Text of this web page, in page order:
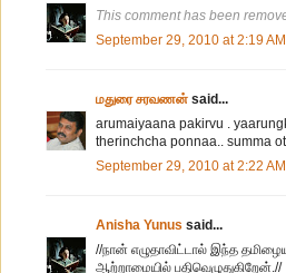
This comment has been
September 29, 2010 at 2:19 AM
மதுரை சரவணன் said...
arumaiyaana pakirvu .
therinchcha ponnaa.. summa
September 29, 2010 at 2:22 AM
Anisha Yunus said...
//நான் எழுதாவிட்டால் இந்த
ஆற்றாமையில் பதிவெழுதுகிறேன்.//